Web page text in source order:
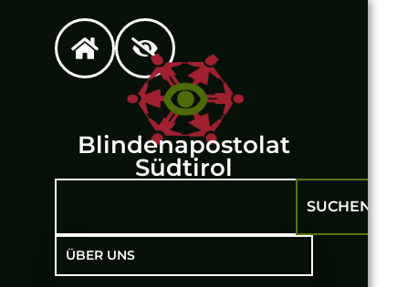
Blindenapostolat
Südtirol
SUCHEN
ÜBER UNS